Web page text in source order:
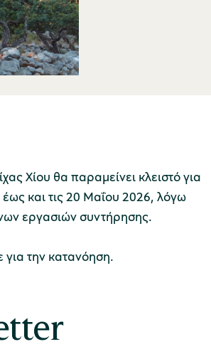
και Ελληνικού Λαδιού
Χίου θα παραμείνει κλειστό για
έως και τις 20 Μαΐου 2026, λόγω
εργασιών συντήρησης.
για την κατανόηση.